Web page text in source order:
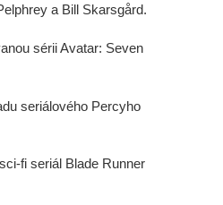
a Bill Skarsgård.
sérii Avatar: Seven
seriálového Percyho
fi seriál Blade Runner